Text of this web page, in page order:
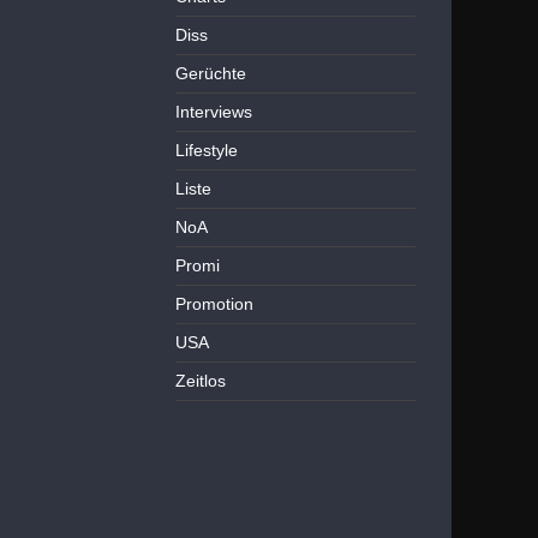
Diss
Gerüchte
Interviews
Lifestyle
Liste
NoA
Promi
Promotion
USA
Zeitlos